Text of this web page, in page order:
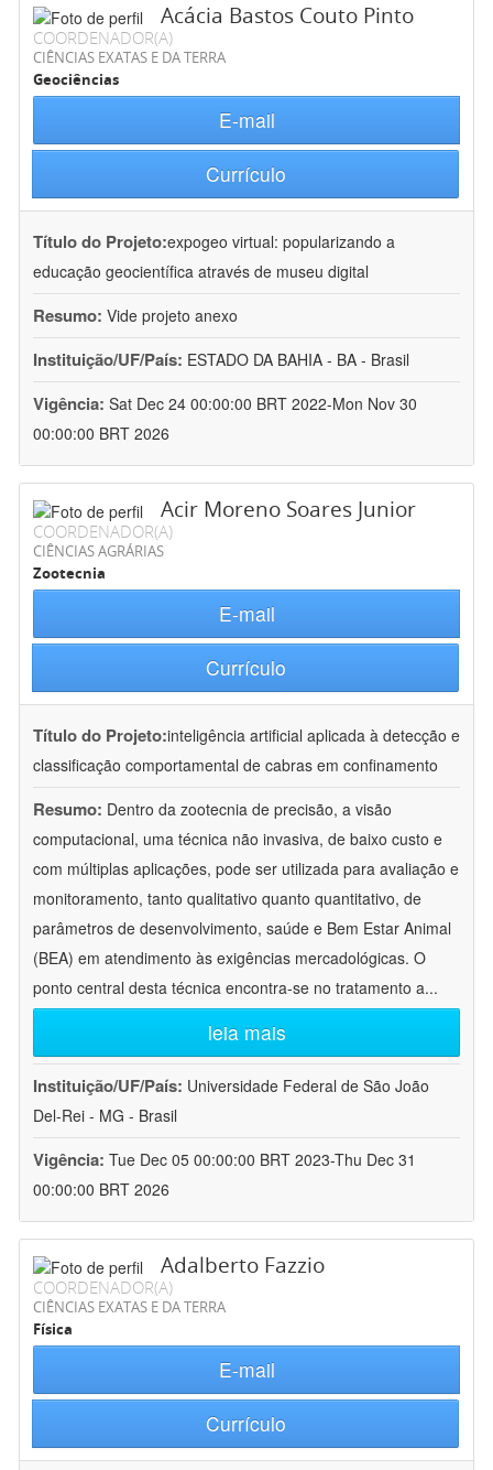
Acácia Bastos Couto Pinto
COORDENADOR(A)
CIÊNCIAS EXATAS E DA TERRA
Geociências
E-mail
Currículo
Título do Projeto:expogeo virtual: popularizando a
educação geocientífica através de museu digital
Resumo: Vide projeto anexo
Instituição/UF/País: ESTADO DA BAHIA - BA - Brasil
Vigência: Sat Dec 24 00:00:00 BRT 2022-Mon Nov 30
00:00:00 BRT 2026
Acir Moreno Soares Junior
COORDENADOR(A)
CIÊNCIAS AGRÁRIAS
Zootecnia
E-mail
Currículo
Título do Projeto:inteligência artificial aplicada à detecção e
classificação comportamental de cabras em confinamento
Resumo: Dentro da zootecnia de precisão, a visão
computacional, uma técnica não invasiva, de baixo custo e
com múltiplas aplicações, pode ser utilizada para avaliação e
monitoramento, tanto qualitativo quanto quantitativo, de
parâmetros de desenvolvimento, saúde e Bem Estar Animal
(BEA) em atendimento às exigências mercadológicas. O
ponto central desta técnica encontra-se no tratamento a...
leia mais
Instituição/UF/País: Universidade Federal de São João
Del-Rei - MG - Brasil
Vigência: Tue Dec 05 00:00:00 BRT 2023-Thu Dec 31
00:00:00 BRT 2026
Adalberto Fazzio
COORDENADOR(A)
CIÊNCIAS EXATAS E DA TERRA
Física
E-mail
Currículo